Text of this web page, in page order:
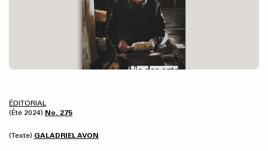
ÉDITORIAL
(Été 2024) No. 275
(Texte) GALADRIEL AVON